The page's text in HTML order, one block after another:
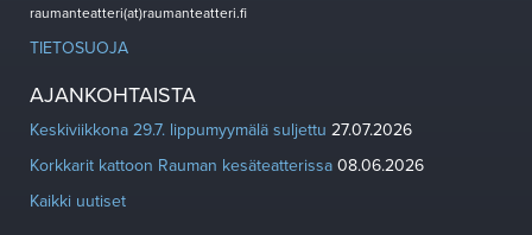
raumanteatteri(at)raumanteatteri.fi
TIETOSUOJA
AJANKOHTAISTA
Keskiviikkona 29.7. lippumyymälä suljettu 27.07.2026
Korkkarit kattoon Rauman kesäteatterissa 08.06.2026
Kaikki uutiset